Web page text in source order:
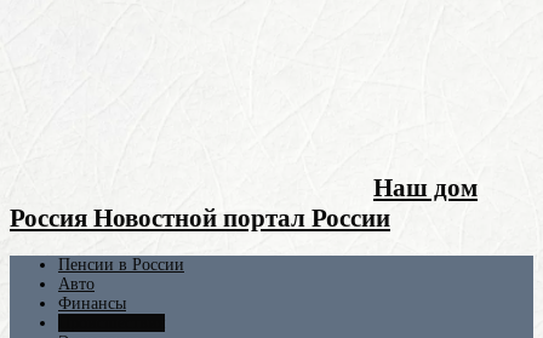
Наш дом
Россия Новостной портал России
Пенсии в России
Авто
Финансы